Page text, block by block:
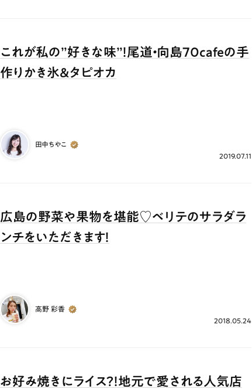
これが私の”好きな味”！尾道・向島70cafeの手
作りかき氷&タピオカ
田中ちやこ
2019.07.11
広島の野菜や果物を堪能♡ベリテのサラダラ
ンチをいただきます！
高野 彩香
2018.05.24
お好み焼きにライス？！地元で愛される人気店